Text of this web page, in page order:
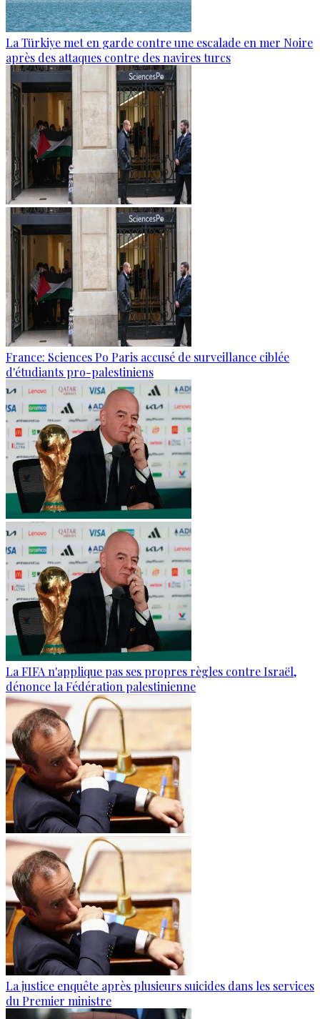
La Türkiye met en garde contre une escalade en mer Noire
après des attaques contre des navires turcs
France: Sciences Po Paris accusé de surveillance ciblée
d'étudiants pro-palestiniens
La FIFA n'applique pas ses propres règles contre Israël,
dénonce la Fédération palestinienne
La justice enquête après plusieurs suicides dans les services
du Premier ministre